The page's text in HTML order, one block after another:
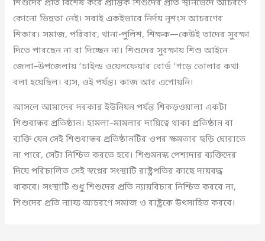
শিশুদের প্রতি বিশেষ করে প্রান্তিক শিশুদের প্রতি স্থানভেদে আচরণে
কোনো ভিন্নতা নেই। সবাই একইভাবে নির্দয় নৃশংস আচরণের
শিকার। সমাজ, পরিবার, থানা-পুলিশ, শিক্ষক—কেউই তাদের সুরক্ষা
দিতে পারছেন না বা দিচ্ছেন না। শিশুদের সুরক্ষায় শিশু আইনে
জেলা–উপজেলায় ‘চাইল্ড ওয়েলফেয়ার বোর্ড ‘গড়ে তোলার কথা
বলা হয়েছিল। ব্যস, ওই পর্যন্ত। কাজ আর এগোয়নি।
আসলে আমাদের দরকার ইউনিয়ন পর্যন্ত শিকড়ওয়ালা একটা
শিশুবান্ধব প্রতিষ্ঠান। হামলা–মামলার দায়িত্বে থাকা প্রতিষ্ঠান বা
ব্যক্তি যেন সেই শিশুবান্ধব প্রতিষ্ঠানটির ওপর ক্ষমতার ছড়ি ঘোরাতে
না পারে, সেটা নিশ্চিত করতে হবে। শিশুমনস্ক পেশাদার ব্যক্তিদের
দিয়ে পরিচালিত সেই স্বপ্নের সংস্থাটি রাষ্ট্রপতির কাছে দায়বদ্ধ
থাকবে। সংস্থাটি শুধু শিশুদের প্রতি ন্যায়বিচার নিশ্চিত করবে না,
শিশুদের প্রতি ন্যায্য আচরণে সমাজ ও রাষ্ট্রকে উৎসাহিত করবে।